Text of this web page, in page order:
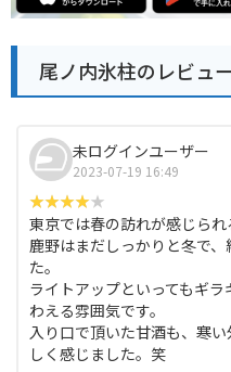
尾ノ内氷柱のレビュ
未ログインユーザー
2023-07-19 16:49
東京では春の訪れが感じら
鹿野はまだしっかりと冬で
た。
ライトアップといってもギ
わえる雰囲気です。
入り口で頂いた甘酒も、寒
しく感じました。笑